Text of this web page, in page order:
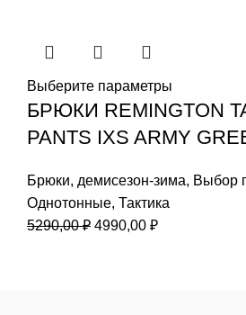
Выберите параметры
БРЮКИ REMINGTON
PANTS IXS ARMY
Брюки, демисезон-зима, Выбор
Однотонные, Тактика
5290,00₽ Первоначальная
4990,00 ₽Текущая